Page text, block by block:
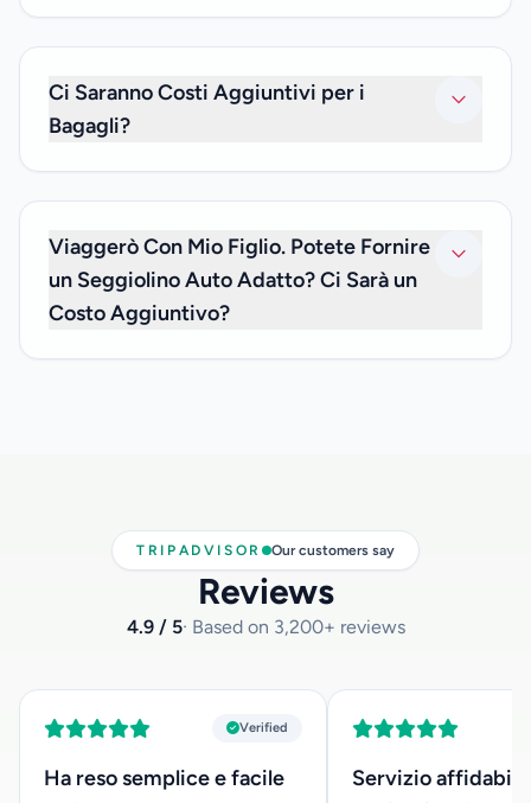
viaggiando. Non offriamo servizi di trasferimento
condiviso.
Ci Saranno Costi Aggiuntivi per i
Bagagli?
aggiuntivi.
Viaggerò Con Mio Figlio. Potete Fornire
un Seggiolino Auto Adatto? Ci Sarà un
Costo Aggiuntivo?
TRIPADVISOR Our customers say
Reviews
4.9 / 5· Based on 3,200+ reviews
Verified
Ha reso semplice e facile
Servizio